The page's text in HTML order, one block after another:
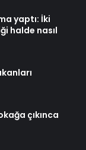
yaptı: İki
halde nasıl
çıkınca